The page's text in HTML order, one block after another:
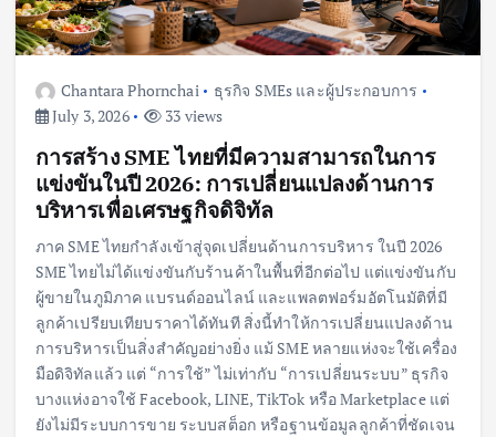
Chantara Phornchai
ธุรกิจ SMEs และผู้ประกอบการ
July 3, 2026
33 views
การสร้าง SME ไทยที่มีความสามารถในการ
แข่งขันในปี 2026: การเปลี่ยนแปลงด้านการ
บริหารเพื่อเศรษฐกิจดิจิทัล
ภาค SME ไทยกำลังเข้าสู่จุดเปลี่ยนด้านการบริหาร ในปี 2026
SME ไทยไม่ได้แข่งขันกับร้านค้าในพื้นที่อีกต่อไป แต่แข่งขันกับ
ผู้ขายในภูมิภาค แบรนด์ออนไลน์ และแพลตฟอร์มอัตโนมัติที่มี
ลูกค้าเปรียบเทียบราคาได้ทันที สิ่งนี้ทำให้การเปลี่ยนแปลงด้าน
การบริหารเป็นสิ่งสำคัญอย่างยิ่ง แม้ SME หลายแห่งจะใช้เครื่อง
มือดิจิทัลแล้ว แต่ “การใช้” ไม่เท่ากับ “การเปลี่ยนระบบ” ธุรกิจ
บางแห่งอาจใช้ Facebook, LINE, TikTok หรือ Marketplace แต่
ยังไม่มีระบบการขาย ระบบสต็อก หรือฐานข้อมูลลูกค้าที่ชัดเจน